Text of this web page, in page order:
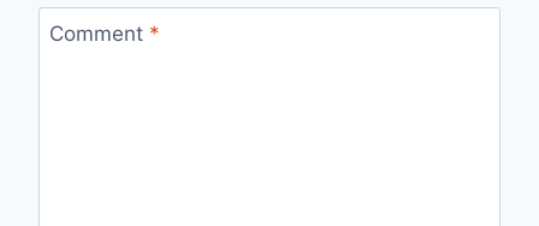
Comment *